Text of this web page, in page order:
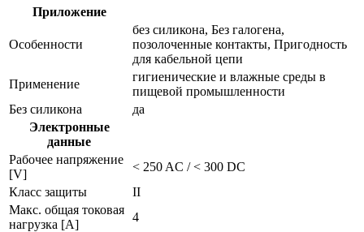
Приложение
Особенности
без силикона, Без галогена,
позолоченные контакты, Пригодность
для кабельной цепи
Применение
гигиенические и влажные среды в
пищевой промышленности
Без силикона
да
Электронные
данные
Рабочее напряжение
[V]
< 250 AC / < 300 DC
Класс защиты
II
Макс. общая токовая
нагрузка [A]
4